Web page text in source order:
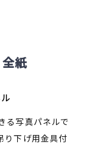
全紙
る写真パネルで
り下げ用金具付